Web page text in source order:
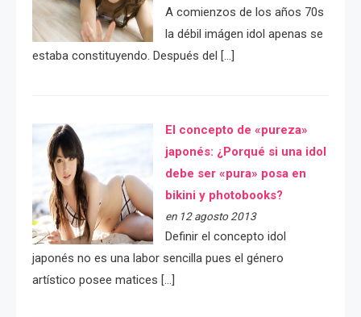
A comienzos de los años 70s
la débil imágen idol apenas se
estaba constituyendo. Después del […]
El concepto de «pureza»
japonés: ¿Porqué si una idol
debe ser «pura» posa en
bikini y photobooks?
en 12 agosto 2013
Definir el concepto idol
japonés no es una labor sencilla pues el género
artístico posee matices […]